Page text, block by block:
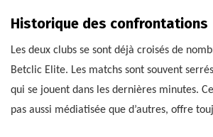
Historique des confrontations
Les deux clubs se sont déjà croisés de
Betclic Elite. Les matchs sont souvent
qui se jouent dans les dernières minutes.
pas aussi médiatisée que d’autres, offre